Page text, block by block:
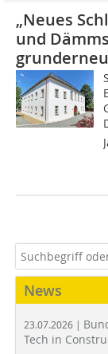
„Neues
und
News
23.07.2026 |
Tech in